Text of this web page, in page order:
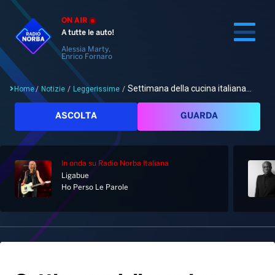
ON AIR
A tutte le auto!
Alessia Marty,
Enrico Fornaro
Cerca
Home
Palinsesto
Notizie
Home/ Notizie / Leggerissime / Settimana della cucina italiana...
ASCOLTA GUARDA
In onda su Radio Norba Italiana
Ligabue
Ho Perso Le Parole